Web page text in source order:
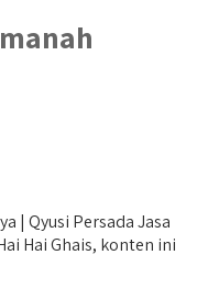
| Qyusi Persada Jasa
Hai Ghais, konten ini